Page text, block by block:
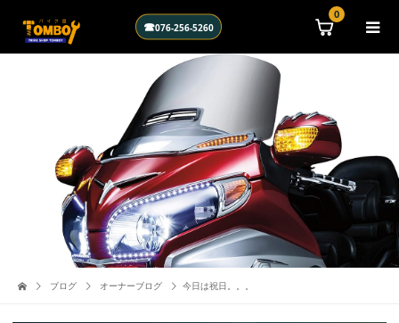
0
☎076-256-5260
ブログ オーナーブログ 今日は祝日。。。